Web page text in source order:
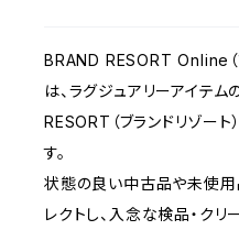
BRAND RESORT Online（
は、ラグジュアリーアイテ
RESORT（ブランドリゾート
す。
状態の良い中古品や未使
レクトし、入念な検品・ク